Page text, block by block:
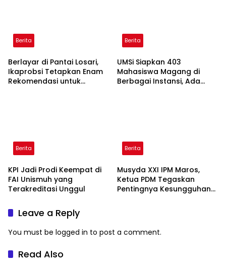
Berita
Berlayar di Pantai Losari,
Ikaprobsi Tetapkan Enam
Rekomendasi untuk
Berita
UMSi Siapkan 403
Mahasiswa Magang di
Berbagai Instansi, Ada
Berita
KPI Jadi Prodi Keempat di
FAI Unismuh yang
Terakreditasi Unggul
Berita
Musyda XXI IPM Maros,
Ketua PDM Tegaskan
Pentingnya Kesungguhan
Leave a Reply
You must be logged in to post a comment.
Read Also